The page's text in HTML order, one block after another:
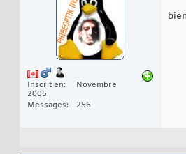
Inscrit en
Novembre
2005
Messages
256